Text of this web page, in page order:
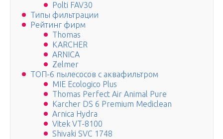
Polti FAV30
Типы фильтрации
Рейтинг фирм
Thomas
KARCHER
ARNICA
Zelmer
ТОП-6 пылесосов с аквафильтром
MIE Ecologico Plus
Thomas Perfect Air Animal Pure
Karcher DS 6 Premium Mediclean
Arnica Hydra
Vitek VT-8100
Shivaki SVC 1748